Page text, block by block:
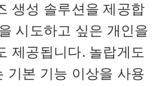
생성 솔루션을 제공합
시도하고 싶은 개인을
제공됩니다. 놀랍게도
기본 기능 이상을 사용